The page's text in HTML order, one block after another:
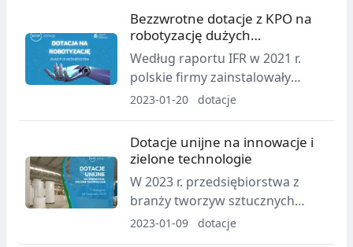
połączone centrum wytwarzania
materiałów akumulatorowych i
recyklingu akumulatorów,
zamykające obieg w
europejskim łańcuchu wartości
akumulatorów
Bezzwrotne dotacje z KPO na
robotyzację dużych
przedsiębiorstw
Według raportu IFR w 2021 r.
polskie firmy zainstalowały
blisko 3,5 tys. nowych robotów -
wcześniej. Najwięcej robotów
instaluje się w branży tworzyw
2023-01-20 dotacje
Dotacje unijne na innowacje i
zielone technologie
W 2023 r. przedsiębiorstwa z
branży tworzyw sztucznych
będą mogły skorzystać z wielu
2023-01-09 dotacje